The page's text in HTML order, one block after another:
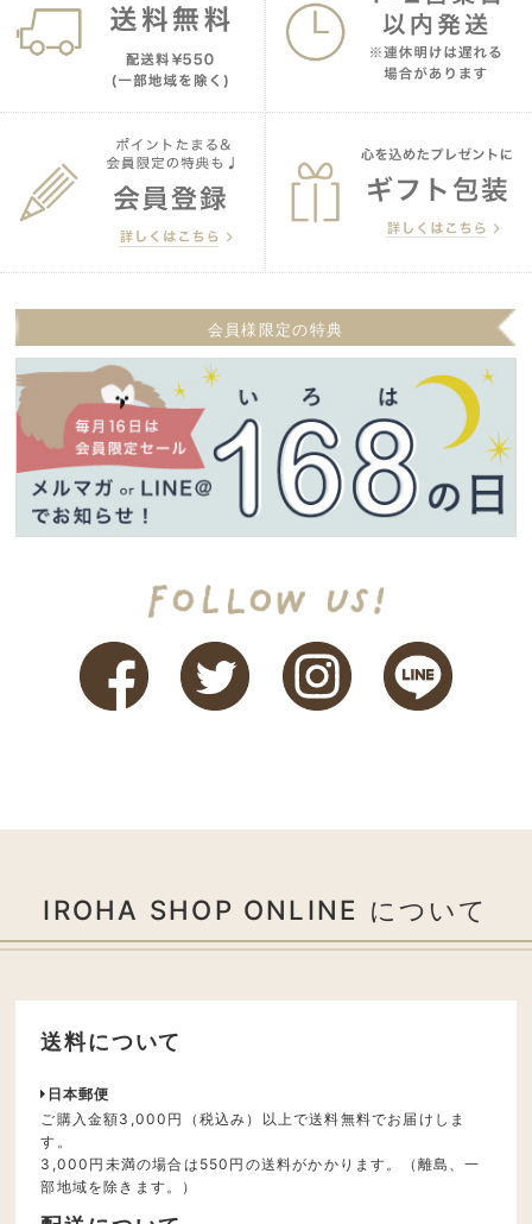
会員様限定の特典
IROHA SHOP ONLINE について
送料について
日本郵便
ご購入金額3,000円（税込み）以上で送料無料でお届けしま
す。
3,000円未満の場合は550円の送料がかかります。（離島、一
部地域を除きます。）